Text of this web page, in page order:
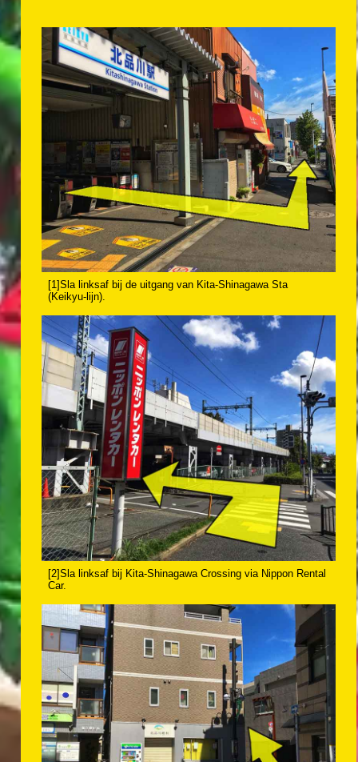
[1]Sla linksaf bij de uitgang van Kita-Shinagawa Sta
(Keikyu-lijn).
[2]Sla linksaf bij Kita-Shinagawa Crossing via Nippon Rental
Car.